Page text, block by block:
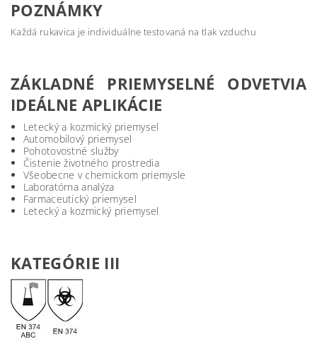
POZNÁMKY
Každá rukavica je individuálne testovaná na tlak vzduchu
ZÁKLADNÉ PRIEMYSELNÉ ODVETVIA
IDEÁLNE APLIKÁCIE
Letecký a kozmický priemysel
Automobilový priemysel
Pohotovostné služby
Čistenie životného prostredia
Všeobecne v chemickom priemysle
Laboratórna analýza
Farmaceutický priemysel
Letecký a kozmický priemysel
KATEGÓRIE III